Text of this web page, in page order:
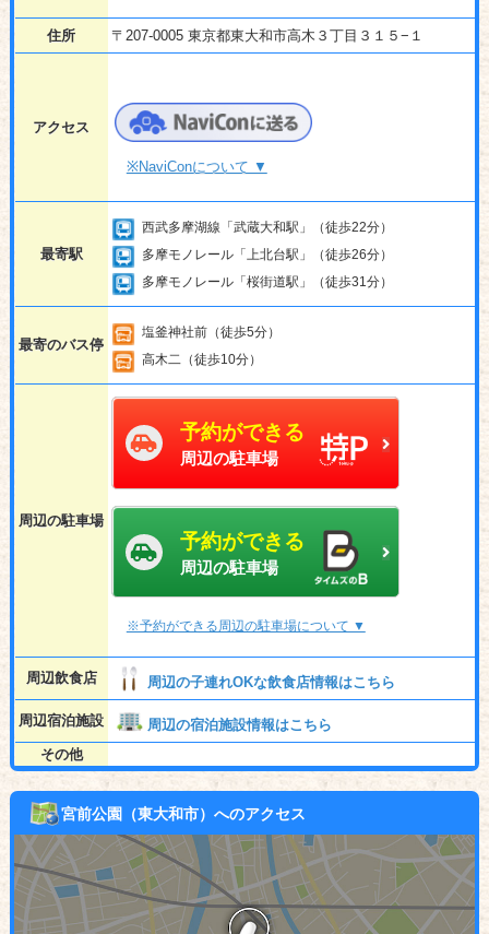
住所 〒207-0005 東京都東大和市高木３丁目３１５−１
アクセス
※NaviConについて ▼
最寄駅
西武多摩湖線「武蔵大和駅」（徒歩22分）
多摩モノレール「上北台駅」（徒歩26分）
多摩モノレール「桜街道駅」（徒歩31分）
最寄のバス停
塩釜神社前（徒歩5分）
高木二（徒歩10分）
周辺の駐車場
予約ができる
周辺の駐車場
予約ができる
周辺の駐車場
※予約ができる周辺の駐車場について ▼
周辺飲食店 周辺の子連れOKな飲食店情報はこちら
周辺宿泊施設
周辺の宿泊施設情報はこちら
その他
宮前公園（東大和市）へのアクセス